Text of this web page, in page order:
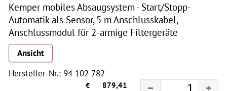
Kemper mobiles Absaugsystem - Start/Stopp-
Automatik als Sensor, 5 m Anschlusskabel,
Anschlussmodul für 2-armige Filtergeräte
Ansicht
Hersteller-Nr.: 94 102 782
€
879,41